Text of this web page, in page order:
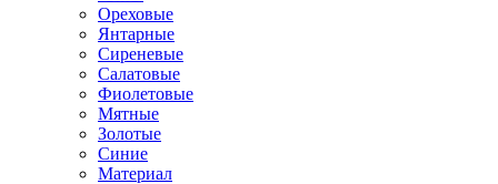
Ореховые
Янтарные
Сиреневые
Салатовые
Фиолетовые
Мятные
Золотые
Синие
Материал